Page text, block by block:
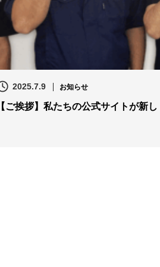
2025.7.9 お知らせ
【ご挨拶】私たちの公式サイトが新